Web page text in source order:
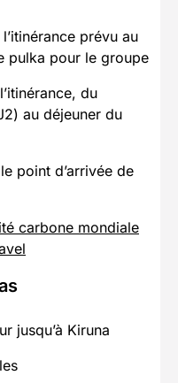
prévu au
pulka pour le groupe
du
au déjeuner du
point d’arrivée de
carbone mondiale
jusqu’à Kiruna